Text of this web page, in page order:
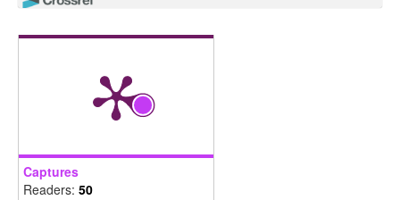
Husni Hasbulah (2024)
the implementation of istibdal in Kedah.
Research in Financial Markets, 16(1), 60.
10.1108/QRFM-03-2022-0048
Captures
Readers: 50